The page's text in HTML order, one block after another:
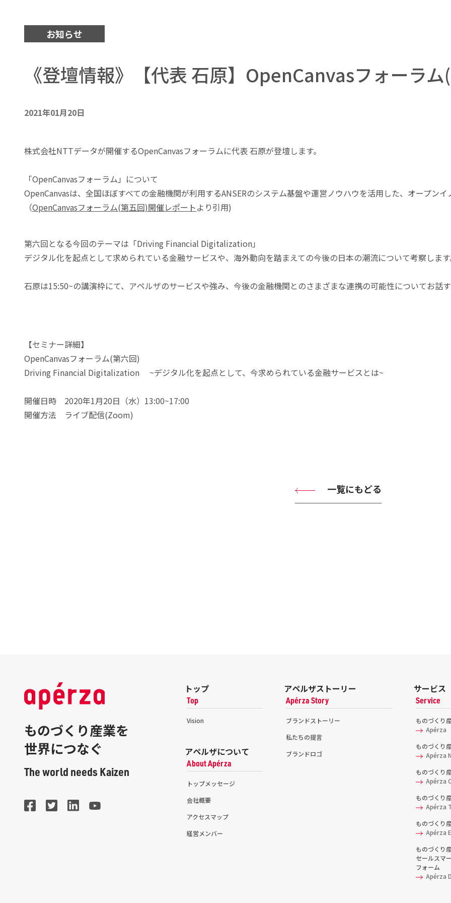
お知らせ
《登壇情報》【代表 石原】OpenCanvasフォーラ
2021年01月20日
株式会社NTTデータが開催するOpenCanvasフォーラムに代表 石原が登壇します。
「OpenCanvasフォーラム」について
OpenCanvasは、全国ほぼすべての金融機関が利用するANSERのシステム基盤や運営ノウハウを活用した、オープン
（OpenCanvasフォーラム(第五回)開催レポートより引用)
第六回となる今回のテーマは「Driving Financial Digitalization」
デジタル化を起点として求められている金融サービスや、海外動向を踏まえての今後の日本の潮流について考察します
石原は15:50~の講演枠にて、アペルザのサービスや強み、今後の金融機関とのさまざまな連携の可能性についてお話す
【セミナー詳細】
OpenCanvasフォーラム(第六回)
Driving Financial Digitalization ~デジタル化を起点として、今求められている金融サービスとは~
開催日時 2020年1月20日（水）13:00~17:00
開催方法 ライブ配信(Zoom)
一覧にもどる
ものづくり産業を
世界につなぐ
The world needs Kaizen
トップ
Top
Vision
アペルザについて
About Apérza
トップメッセージ
会社概要
アクセスマップ
経営メンバー
アペルザストーリー
Apérza Story
ブランドストーリー
私たちの提言
ブランドロゴ
サービス
Service
ものづくり
Apérza
ものづくり
Apérza
ものづくり
Apérza
ものづくり
Apérza
ものづくり
Apérza
ものづくり
セールスマ
フォーム
Apérza